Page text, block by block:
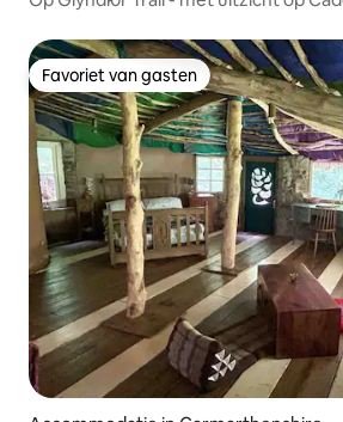
Favoriet van gasten
Favoriet van gasten